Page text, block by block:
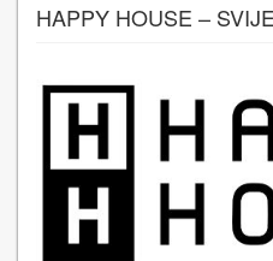
HAPPY HOUSE –